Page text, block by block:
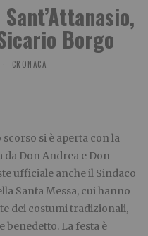
Borgo
CRONACA
si è aperta con la
da Don Andrea e Don
ufficiale anche il Sindaco
Santa Messa, cui hanno
dei costumi tradizionali,
benedetto. La festa è